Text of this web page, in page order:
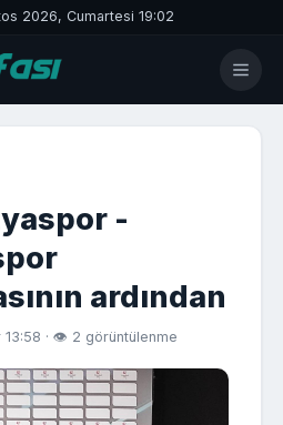
2026, Cumartesi 19:02
-
ardından
· 👁 2 görüntülenme